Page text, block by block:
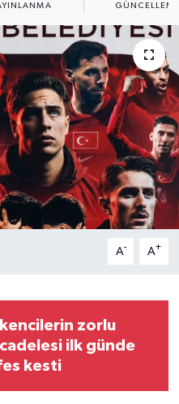
A- A+
zorlu
ilk günde
kesti